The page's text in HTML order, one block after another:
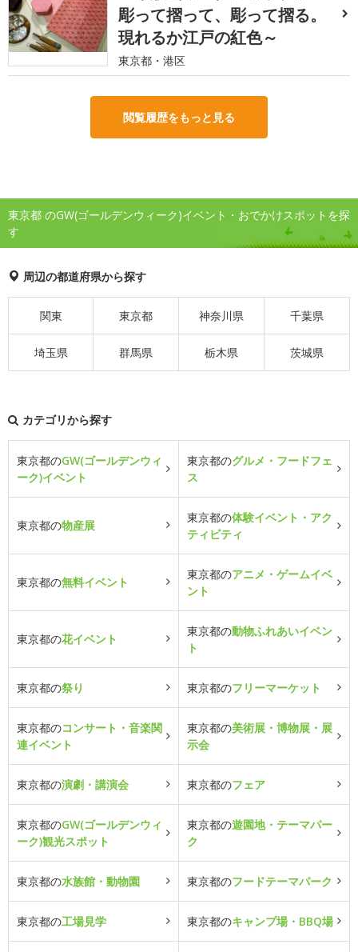
彫って摺って、彫って摺る。
現れるか江戸の紅色～
東京都・港区
閲覧履歴をもっと見る
東京都 のGW(ゴールデンウィーク)イベント・おでかけスポットを探
す
周辺の都道府県から探す
関東 東京都 神奈川県 千葉県
埼玉県 群馬県 栃木県 茨城県
カテゴリから探す
東京都のGW(ゴールデンウィ
ーク)イベント
東京都のグルメ・フードフェ
ス
東京都の物産展
東京都の体験イベント・アク
ティビティ
東京都の無料イベント
東京都のアニメ・ゲームイベ
ント
東京都の花イベント
東京都の動物ふれあいイベン
ト
東京都の祭り 東京都のフリーマーケット
東京都のコンサート・音楽関
連イベント
東京都の美術展・博物展・展
示会
東京都の演劇・講演会 東京都のフェア
東京都のGW(ゴールデンウィ
ーク)観光スポット
東京都の遊園地・テーマパー
ク
東京都の水族館・動物園 東京都のフードテーマパーク
東京都の工場見学 東京都のキャンプ場・BBQ場